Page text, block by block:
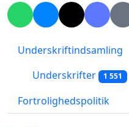
Underskriftindsamling
Underskrifter 1 551
Fortrolighedspolitik